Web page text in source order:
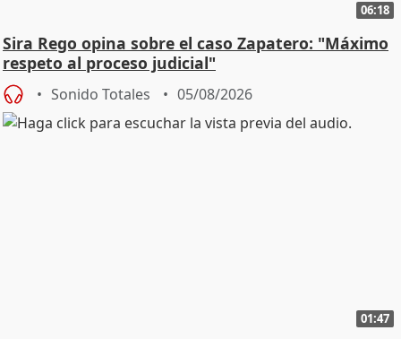
06:18
Sira Rego opina sobre el caso Zapatero: "Máximo
respeto al proceso judicial"
Sonido Totales 05/08/2026
01:47